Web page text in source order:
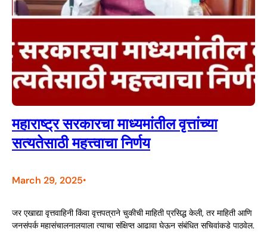
महाराष्ट्र सरकारचा माध्यमांतील वृत्तांच्या
सत्यतेसाठी महत्त्वाचा निर्णय
March 29, 2025•
जर एखाद्या वृत्तवाहिनी किंवा वृत्तपत्राने चुकीची माहिती प्रसिद्ध केली, तर माहिती आणि
जनसंपर्क महासंचालनालयाला त्याचा संक्षिप्त आढावा घेऊन संबंधित सचिवांकडे पाठवेल.